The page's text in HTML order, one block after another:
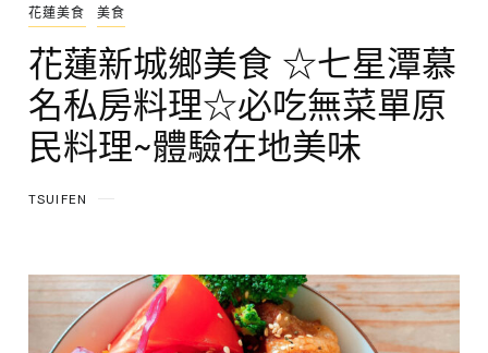
花蓮美食 美食
花蓮新城鄉美食 ☆七星潭慕
名私房料理☆必吃無菜單原
民料理~體驗在地美味
TSUIFEN